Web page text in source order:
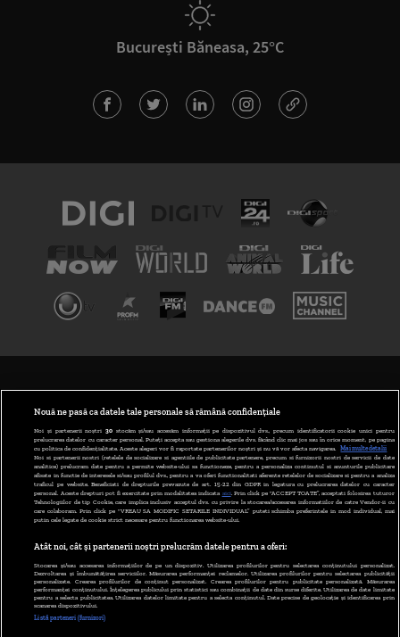
București Băneasa, 25°C
ABONARE DIGI TV
GESTIONAȚI PREFERINȚELE
CODUL DIGI24
CAMERE WEB
CONTACT/INFO
Nouă ne pasă ca datele tale personale să rămână confidențiale
Noi și partenerii noștri 30stocăm și/sau accesăm informații pe dispozitivul dvs., precum identificatorii cookie unici pentru
prelucrarea datelor cu caracter personal. Puteți accepta sau gestiona alegerile dvs. făcând clic mai jos sau în orice moment, pe pagina
cu politica de confidențialitate. Aceste alegeri vor fi raportate partenerilor noștri și nu vă vor afecta navigarea.
Mai multe detalii
Noi si partenerii nostri (retelele de socializare si agentiile de publicitate partenere, precum si furnizorii nostri de servicii de date
analitice) prelucram date pentru a permite website-ului sa functioneze, pentru a personaliza continutul si anunturile publicitare
afisate in functie de interesele si/sau profilul dvs., pentru a va oferi functionalitati aferente retelelor de socializare si pentru a analiza
traficul pe website. Beneficiati de drepturile prevazute de art. 15-22 din GDPR in legatura cu prelucrarea datelor cu caracter
personal. Aceste drepturi pot fi exercitate prin modalitatea indicata aici. Prin click pe “ACCEPT TOATE”, acceptati folosirea tuturor
Tehnologiilor de tip Cookie, care implica inclusiv acceptul dvs. cu privire la stocarea/accesarea informatiilor de catre Vendor-ii cu
care colaboram. Prin click pe “VREAU SA MODIFIC SETARILE INDIVIDUAL” puteti schimba preferintele in mod individual, mai
putin cele legate de cookie strict necesare pentru functionarea website-ului.
Atât noi, cât și partenerii noștri prelucrăm datele pentru a oferi:
Stocarea și/sau accesarea informațiilor de pe un dispozitiv. Utilizarea profilurilor pentru selectarea conținutului personalizat.
Dezvoltarea și îmbunătățirea serviciilor. Măsurarea performanței reclamelor. Utilizarea profilurilor pentru selectarea publicității
personalizate. Crearea profilurilor de conținut personalizat. Crearea profilurilor pentru publicitate personalizată. Măsurarea
performanței conținutului. Înțelegerea publicului prin statistici sau combinații de date din surse diferite. Utilizarea de date limitate
pentru a selecta publicitatea. Utilizarea datelor limitate pentru a selecta conținutul. Date precise de geolocație și identificarea prin
scanarea dispozitivului.
Listă parteneri (furnizori)